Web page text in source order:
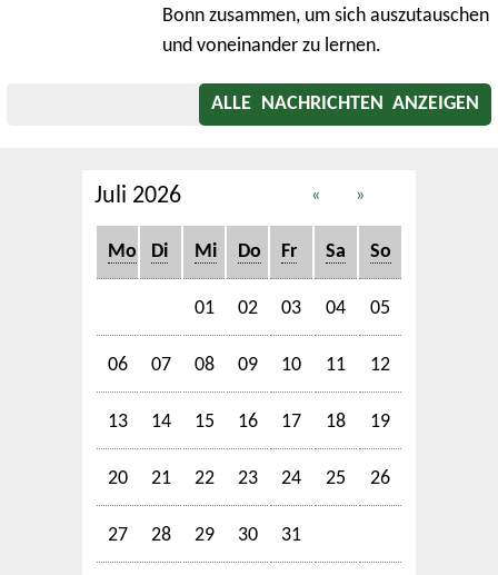
Bonn zusammen, um sich auszutauschen
und voneinander zu lernen.
ALLE NACHRICHTEN ANZEIGEN
Juli 2026 « »
Mo Di Mi Do Fr Sa So
01 02 03 04 05
06 07 08 09 10 11 12
13 14 15 16 17 18 19
20 21 22 23 24 25 26
27 28 29 30 31